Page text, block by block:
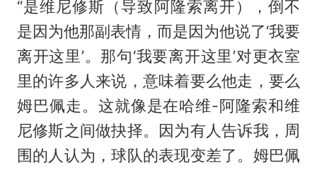
“是维尼修斯（导致阿隆索离开），倒不
是因为他那副表情，而是因为他说了‘我要
离开这里’。那句‘我要离开这里’对更衣室
里的许多人来说，意味着要么他走，要么
姆巴佩走。这就像是在哈维-阿隆索和维
尼修斯之间做抉择。因为有人告诉我，周
围的人认为，球队的表现变差了。姆巴佩